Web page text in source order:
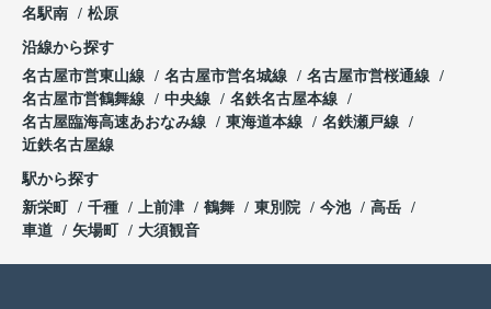
名駅南
松原
沿線から探す
名古屋市営東山線
名古屋市営名城線
名古屋市営桜通線
名古屋市営鶴舞線
中央線
名鉄名古屋本線
名古屋臨海高速あおなみ線
東海道本線
名鉄瀬戸線
近鉄名古屋線
駅から探す
新栄町
千種 上前津 鶴舞 東別院 今池
高岳
車道
矢場町 大須観音